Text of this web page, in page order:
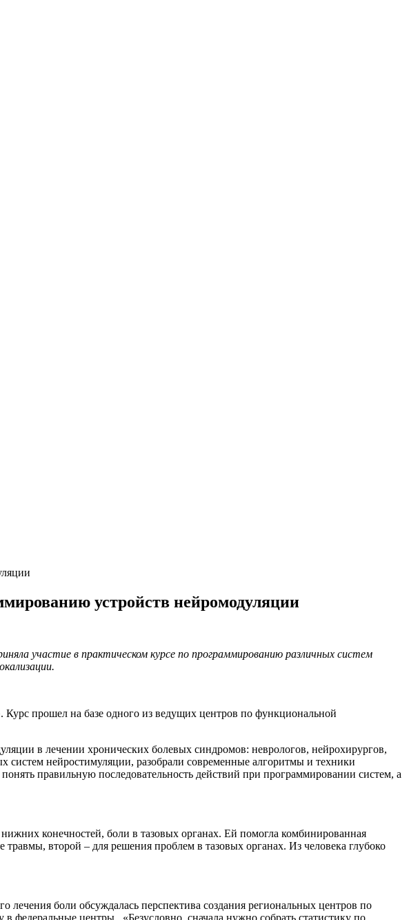
устройств нейромодуляции
участие в практическом курсе по программированию различных систем
прошел на базе одного из ведущих центров по функциональной
в лечении хронических болевых синдромов: неврологов, нейрохирургов,
нейростимуляции, разобрали современные алгоритмы и техники
правильную последовательность действий при программировании систем, а
конечностей, боли в тазовых органах. Ей помогла комбинированная
второй – для решения проблем в тазовых органах. Из человека глубоко
лечения боли обсуждалась перспектива создания региональных центров по